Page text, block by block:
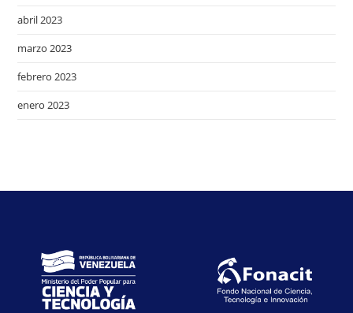
abril 2023
marzo 2023
febrero 2023
enero 2023